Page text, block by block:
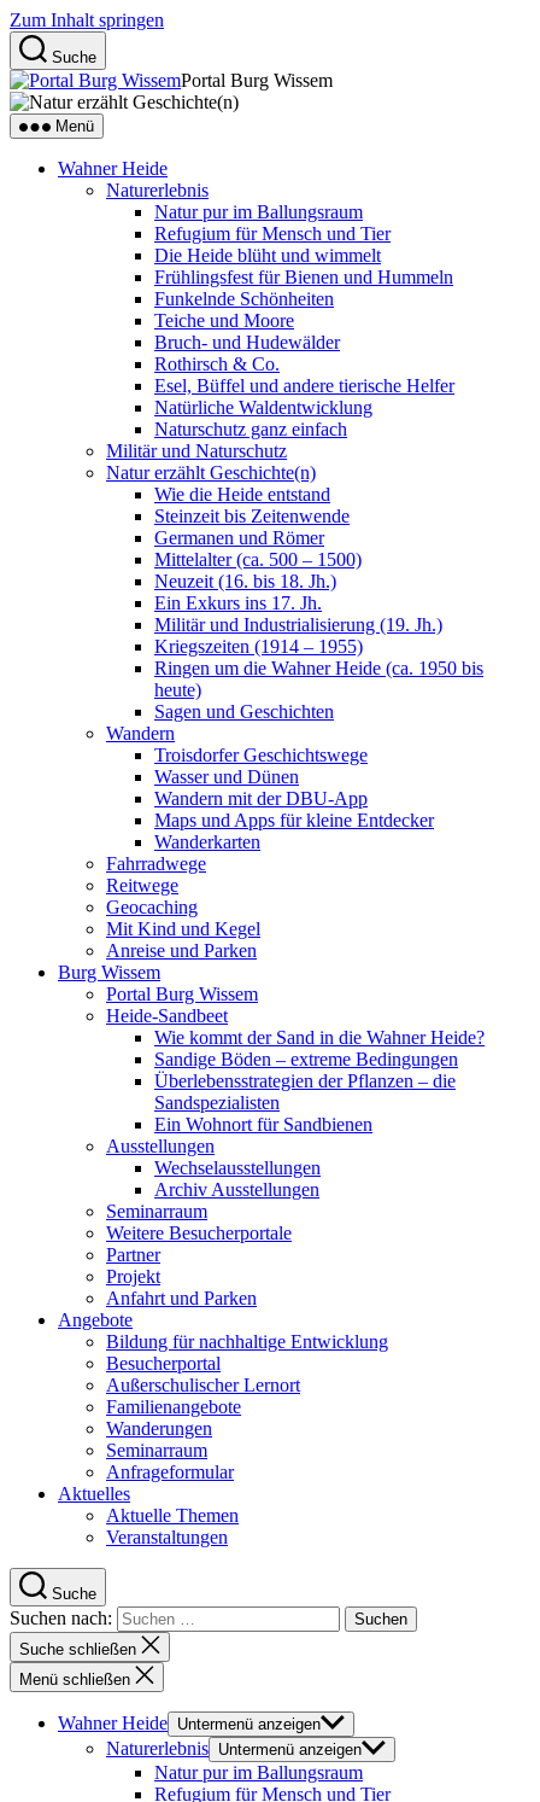
Zum Inhalt springen
Suche
Portal Burg Wissem
Menü
Wahner Heide
Naturerlebnis
Natur pur im Ballungsraum
Refugium für Mensch und Tier
Die Heide blüht und wimmelt
Frühlingsfest für Bienen und Hummeln
Funkelnde Schönheiten
Teiche und Moore
Bruch- und Hudewälder
Rothirsch & Co.
Esel, Büffel und andere tierische Helfer
Natürliche Waldentwicklung
Naturschutz ganz einfach
Militär und Naturschutz
Natur erzählt Geschichte(n)
Wie die Heide entstand
Steinzeit bis Zeitenwende
Germanen und Römer
Mittelalter (ca. 500 – 1500)
Neuzeit (16. bis 18. Jh.)
Ein Exkurs ins 17. Jh.
Militär und Industrialisierung (19. Jh.)
Kriegszeiten (1914 – 1955)
Ringen um die Wahner Heide (ca. 1950 bis
heute)
Sagen und Geschichten
Wandern
Troisdorfer Geschichtswege
Wasser und Dünen
Wandern mit der DBU-App
Maps und Apps für kleine Entdecker
Wanderkarten
Fahrradwege
Reitwege
Geocaching
Mit Kind und Kegel
Anreise und Parken
Burg Wissem
Portal Burg Wissem
Heide-Sandbeet
Wie kommt der Sand in die Wahner Heide?
Sandige Böden – extreme Bedingungen
Überlebensstrategien der Pflanzen – die
Sandspezialisten
Ein Wohnort für Sandbienen
Ausstellungen
Wechselausstellungen
Archiv Ausstellungen
Seminarraum
Weitere Besucherportale
Partner
Projekt
Anfahrt und Parken
Angebote
Bildung für nachhaltige Entwicklung
Besucherportal
Außerschulischer Lernort
Familienangebote
Wanderungen
Seminarraum
Anfrageformular
Aktuelles
Aktuelle Themen
Veranstaltungen
Suche
Suchen nach:
Suche schließen
Menü schließen
Wahner Heide Untermenü anzeigen
Naturerlebnis Untermenü anzeigen
Natur pur im Ballungsraum
Refugium für Mensch und Tier